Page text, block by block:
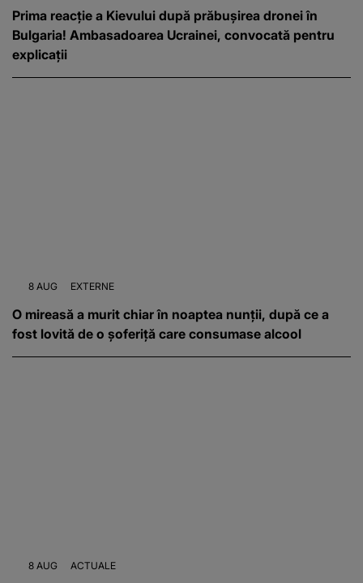
Prima reacție a Kievului după prăbușirea dronei în
Bulgaria! Ambasadoarea Ucrainei, convocată pentru
explicații
8 AUG EXTERNE
O mireasă a murit chiar în noaptea nunții, după ce a
fost lovită de o șoferiță care consumase alcool
8 AUG ACTUALE